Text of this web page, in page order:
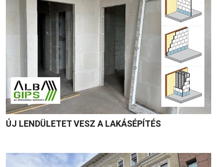
ÚJ LENDÜLETET VESZ A LAKÁSÉPÍTÉS